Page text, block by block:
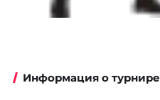
Информация о турнире